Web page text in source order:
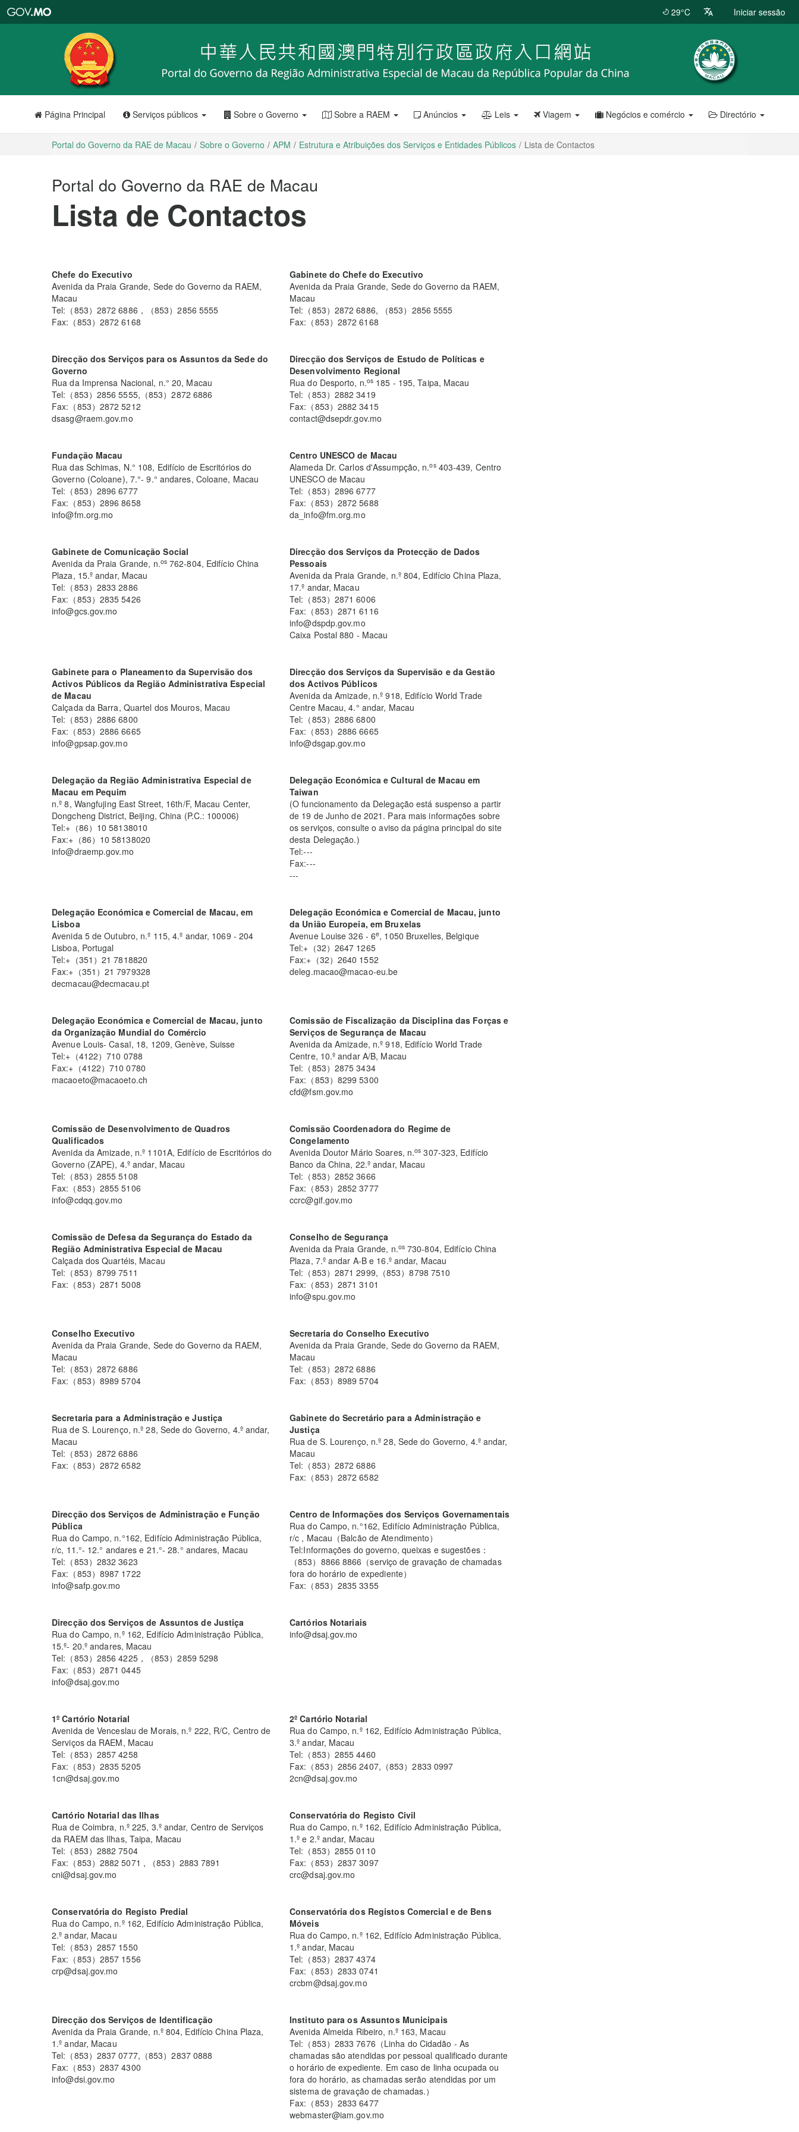
RAE
de
Macau
29°C Iniciar sessão
Página Principal Serviços públicos Sobre o Governo Sobre a RAEM Anúncios Leis Viagem Negócios e comércio Directório
Portal do Governo da RAE de Macau Sobre o Governo APM Estrutura e Atribuições dos Serviços e Entidades Públicos Lista de Contactos
Portal do Governo da RAE de Macau
Lista de Contactos
Chefe do Executivo
Avenida da Praia Grande, Sede do Governo da RAEM,
Macau
Tel:（853）2872 6886，（853）2856 5555
Fax:（853）2872 6168
Gabinete do Chefe do Executivo
Avenida da Praia Grande, Sede do Governo da RAEM,
Macau
Tel:（853）2872 6886, （853）2856 5555
Fax:（853）2872 6168
Direcção dos Serviços para os Assuntos da Sede do
Governo
Rua da Imprensa Nacional, n.° 20, Macau
Tel:（853）2856 5555,（853）2872 6886
Fax:（853）2872 5212
dsasg@raem.gov.mo
Direcção dos Serviços de Estudo de Políticas e
Desenvolvimento Regional
Rua do Desporto, n.os 185 - 195, Taipa, Macau
Tel:（853）2882 3419
Fax:（853）2882 3415
contact@dsepdr.gov.mo
Fundação Macau
Rua das Schimas, N.° 108, Edifício de Escritórios do
Governo (Coloane), 7.°- 9.° andares, Coloane, Macau
Tel:（853）2896 6777
Fax:（853）2896 8658
info@fm.org.mo
Centro UNESCO de Macau
Alameda Dr. Carlos d'Assumpção, n.os403-439, Centro
UNESCO de Macau
Tel:（853）2896 6777
Fax:（853）2872 5688
da_info@fm.org.mo
Gabinete de Comunicação Social
Avenida da Praia Grande, n.os762-804, Edifício China
Plaza, 15.º andar, Macau
Tel:（853）2833 2886
Fax:（853）2835 5426
info@gcs.gov.mo
Direcção dos Serviços da Protecção de Dados
Pessoais
Avenida da Praia Grande, n.º 804, Edifício China Plaza,
17.º andar, Macau
Tel:（853）2871 6006
Fax:（853）2871 6116
info@dspdp.gov.mo
Caixa Postal 880 - Macau
Gabinete para o Planeamento da Supervisão dos
Activos Públicos da Região Administrativa Especial
de Macau
Calçada da Barra, Quartel dos Mouros, Macau
Tel:（853）2886 6800
Fax:（853）2886 6665
info@gpsap.gov.mo
Direcção dos Serviços da Supervisão e da Gestão
dos Activos Públicos
Avenida da Amizade, n.º 918, Edifício World Trade
Centre Macau, 4.° andar, Macau
Tel:（853）2886 6800
Fax:（853）2886 6665
info@dsgap.gov.mo
Delegação da Região Administrativa Especial de
Macau em Pequim
n.º 8, Wangfujing East Street, 16th/F, Macau Center,
Dongcheng District, Beijing, China (P.C.: 100006)
Tel:+（86）10 58138010
Fax:+（86）10 58138020
info@draemp.gov.mo
Delegação Económica e Cultural de Macau em
Taiwan
(O funcionamento da Delegação está suspenso a partir
de 19 de Junho de 2021. Para mais informações sobre
os serviços, consulte o aviso da página principal do site
desta Delegação.)
Tel:---
Fax:---
---
Delegação Económica e Comercial de Macau, em
Lisboa
Avenida 5 de Outubro, n.º 115, 4.º andar, 1069 - 204
Lisboa, Portugal
Tel:+（351）21 7818820
Fax:+（351）21 7979328
decmacau@decmacau.pt
Delegação Económica e Comercial de Macau, junto
da União Europeia, em Bruxelas
Avenue Louise 326 - 6e, 1050 Bruxelles, Belgique
Tel:+（32）2647 1265
Fax:+（32）2640 1552
deleg.macao@macao-eu.be
Delegação Económica e Comercial de Macau, junto
da Organização Mundial do Comércio
Avenue Louis- Casaï, 18, 1209, Genève, Suisse
Tel:+（4122）710 0788
Fax:+（4122）710 0780
macaoeto@macaoeto.ch
Comissão de Fiscalização da Disciplina das Forças e
Serviços de Segurança de Macau
Avenida da Amizade, n.º 918, Edifício World Trade
Centre, 10.º andar A/B, Macau
Tel:（853）2875 3434
Fax:（853）8299 5300
cfd@fsm.gov.mo
Comissão de Desenvolvimento de Quadros
Qualificados
Avenida da Amizade, n.º 1101A, Edifício de Escritórios do
Governo (ZAPE), 4.º andar, Macau
Tel:（853）2855 5108
Fax:（853）2855 5106
info@cdqq.gov.mo
Comissão Coordenadora do Regime de
Congelamento
Avenida Doutor Mário Soares, n.os 307-323, Edifício
Banco da China, 22.º andar, Macau
Tel:（853）2852 3666
Fax:（853）2852 3777
ccrc@gif.gov.mo
Comissão de Defesa da Segurança do Estado da
Região Administrativa Especial de Macau
Calçada dos Quartéis, Macau
Tel:（853）8799 7511
Fax:（853）2871 5008
Conselho de Segurança
Avenida da Praia Grande, n.os730-804, Edifício China
Plaza, 7.º andar A-B e 16.º andar, Macau
Tel:（853）2871 2999,（853）8798 7510
Fax:（853）2871 3101
info@spu.gov.mo
Conselho Executivo
Avenida da Praia Grande, Sede do Governo da RAEM,
Macau
Tel:（853）2872 6886
Fax:（853）8989 5704
Secretaria do Conselho Executivo
Avenida da Praia Grande, Sede do Governo da RAEM,
Macau
Tel:（853）2872 6886
Fax:（853）8989 5704
Secretaria para a Administração e Justiça
Rua de S. Lourenço, n.º 28, Sede do Governo, 4.º andar,
Macau
Tel:（853）2872 6886
Fax:（853）2872 6582
Gabinete do Secretário para a Administração e
Justiça
Rua de S. Lourenço, n.º 28, Sede do Governo, 4.º andar,
Macau
Tel:（853）2872 6886
Fax:（853）2872 6582
Direcção dos Serviços de Administração e Função
Pública
Rua do Campo, n.°162, Edifício Administração Pública,
r/c, 11.°- 12.° andares e 21.°- 28.° andares, Macau
Tel:（853）2832 3623
Fax:（853）8987 1722
info@safp.gov.mo
Centro de Informações dos Serviços Governamentais
Rua do Campo, n.°162, Edifício Administração Pública,
r/c , Macau（Balcão de Atendimento）
Tel:Informações do governo, queixas e sugestões：
（853）8866 8866（serviço de gravação de chamadas
fora do horário de expediente）
Fax:（853）2835 3355
Direcção dos Serviços de Assuntos de Justiça
Rua do Campo, n.º 162, Edifício Administração Pública,
15.º- 20.º andares, Macau
Tel:（853）2856 4225，（853）2859 5298
Fax:（853）2871 0445
info@dsaj.gov.mo
Cartórios Notariais
info@dsaj.gov.mo
1º Cartório Notarial
Avenida de Venceslau de Morais, n.º 222, R/C, Centro de
Serviços da RAEM, Macau
Tel:（853）2857 4258
Fax:（853）2835 5205
1cn@dsaj.gov.mo
2º Cartório Notarial
Rua do Campo, n.º 162, Edifício Administração Pública,
3.º andar, Macau
Tel:（853）2855 4460
Fax:（853）2856 2407,（853）2833 0997
2cn@dsaj.gov.mo
Cartório Notarial das Ilhas
Rua de Coimbra, n.º 225, 3.º andar, Centro de Serviços
da RAEM das Ilhas, Taipa, Macau
Tel:（853）2882 7504
Fax:（853）2882 5071 , （853）2883 7891
cni@dsaj.gov.mo
Conservatória do Registo Civil
Rua do Campo, n.º 162, Edifício Administração Pública,
1.º e 2.º andar, Macau
Tel:（853）2855 0110
Fax:（853）2837 3097
crc@dsaj.gov.mo
Conservatória do Registo Predial
Rua do Campo, n.º 162, Edifício Administração Pública,
2.º andar, Macau
Tel:（853）2857 1550
Fax:（853）2857 1556
crp@dsaj.gov.mo
Conservatória dos Registos Comercial e de Bens
Móveis
Rua do Campo, n.º 162, Edifício Administração Pública,
1.º andar, Macau
Tel:（853）2837 4374
Fax:（853）2833 0741
crcbm@dsaj.gov.mo
Direcção dos Serviços de Identificação
Avenida da Praia Grande, n.º 804, Edifício China Plaza,
1.º andar, Macau
Tel:（853）2837 0777,（853）2837 0888
Fax:（853）2837 4300
info@dsi.gov.mo
Instituto para os Assuntos Municipais
Avenida Almeida Ribeiro, n.º 163, Macau
Tel:（853）2833 7676（Linha do Cidadão - As
chamadas são atendidas por pessoal qualificado durante
o horário de expediente. Em caso de linha ocupada ou
fora do horário, as chamadas serão atendidas por um
sistema de gravação de chamadas.）
Fax:（853）2833 6477
webmaster@iam.gov.mo